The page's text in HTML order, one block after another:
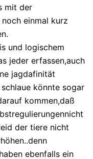
mit der
einmal kurz
und logischem
jeder erfassen,auch
jagdafinität
könnte sogar
kommen,daß
der tiere nicht
ebenfalls ein